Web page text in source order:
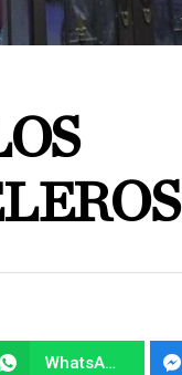
WhatsApp